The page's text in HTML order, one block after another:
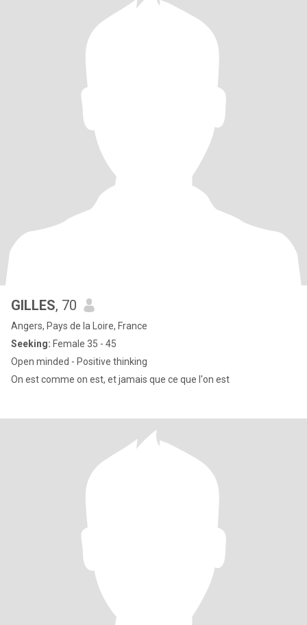
GILLES, 70
Angers, Pays de la Loire, France
Seeking: Female 35 - 45
Open minded - Positive thinking
On est comme on est, et jamais que ce que l'on est